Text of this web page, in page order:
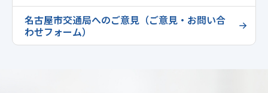
名古屋市交通局へのご意見（ご意見・お問い合
わせフォーム）